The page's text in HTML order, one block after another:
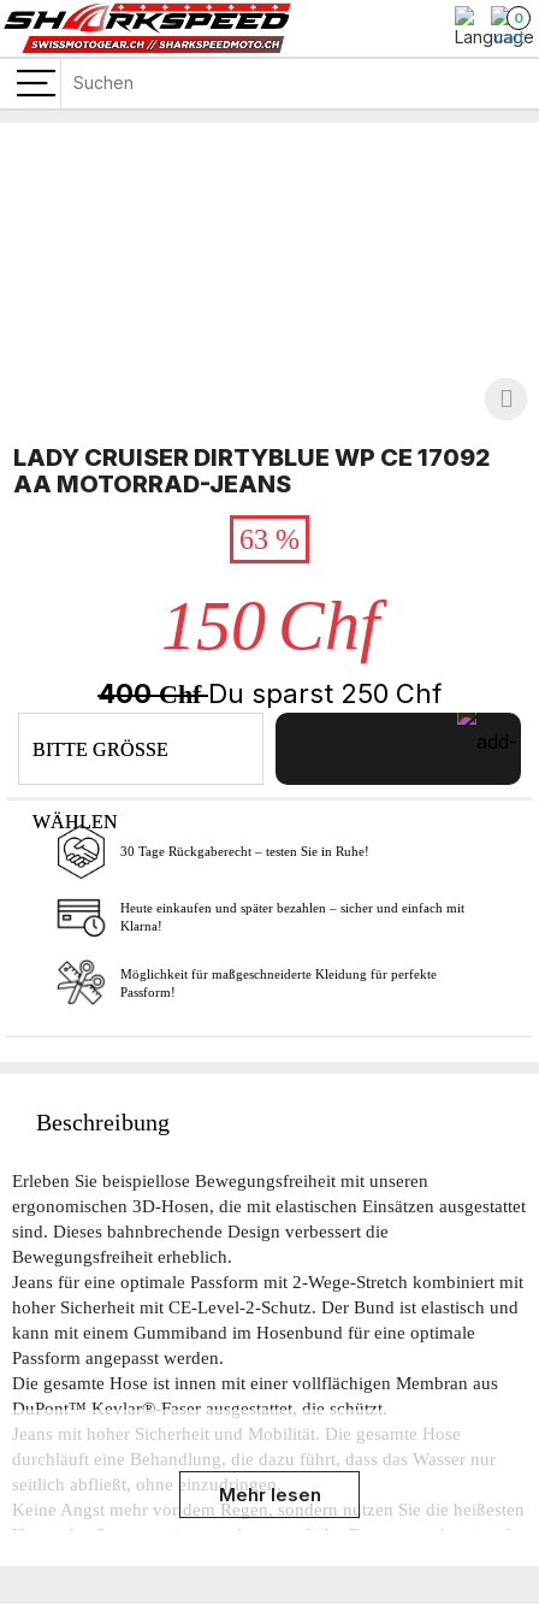
0
LADY CRUISER DIRTYBLUE WP CE 17092
AA MOTORRAD-JEANS
63 %
150 Chf
400ChfDu sparst 250 Chf
BITTE GRÖSSE
WÄHLEN
In den Warenkorb
30 Tage Rückgaberecht – testen Sie in Ruhe!
Heute einkaufen und später bezahlen – sicher und einfach mit
Klarna!
Möglichkeit für maßgeschneiderte Kleidung für perfekte
Passform!
Beschreibung
Erleben Sie beispiellose Bewegungsfreiheit mit unseren
ergonomischen 3D-Hosen, die mit elastischen Einsätzen ausgestattet
sind. Dieses bahnbrechende Design verbessert die
Bewegungsfreiheit erheblich.
Jeans für eine optimale Passform mit 2-Wege-Stretch kombiniert mit
hoher Sicherheit mit CE-Level-2-Schutz. Der Bund ist elastisch und
kann mit einem Gummiband im Hosenbund für eine optimale
Passform angepasst werden.
Die gesamte Hose ist innen mit einer vollflächigen Membran aus
DuPont™ Kevlar®-Faser ausgestattet, die schützt.
Jeans mit hoher Sicherheit und Mobilität. Die gesamte Hose
durchläuft eine Behandlung, die dazu führt, dass das Wasser nur
seitlich abfließt, ohne einzudringen.
Keine Angst mehr vor dem Regen, sondern nutzen Sie die heißesten
Hosen des Sommers, jetzt auch wasserdicht. Der wasserabweisende
Mehr lesen